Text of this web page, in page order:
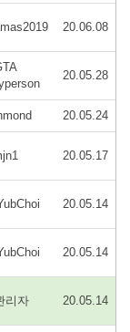
20.06.08
20.05.28
20.05.24
20.05.17
20.05.14
20.05.14
리자 20.05.14